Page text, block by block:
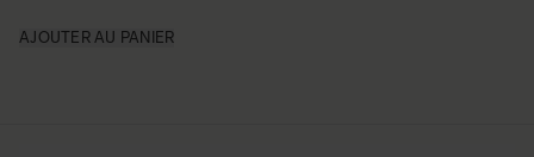
AJOUTER AU PANIER